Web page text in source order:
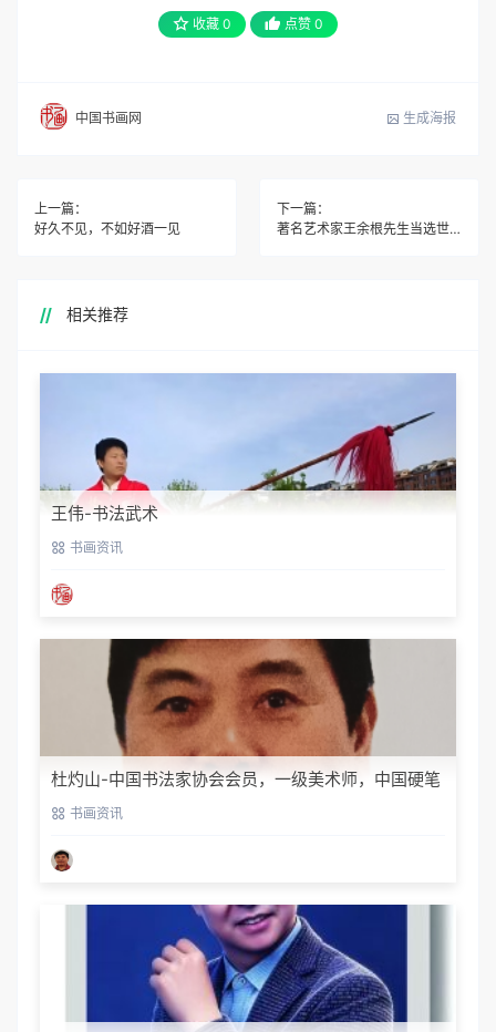
收藏 0 点赞 0
中国书画网 生成海报
上一篇：
好久不见，不如好酒一见
下一篇：
著名艺术家王余根先生当选世界艺术家协会首任主席
相关推荐
王伟-书法武术
书画资讯
杜灼山-中国书法家协会会员，一级美术师，中国硬笔
书法家协会会员
书画资讯